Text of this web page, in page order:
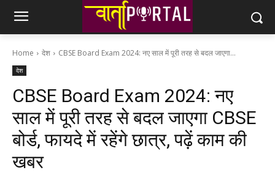
Home देश CBSE Board Exam 2024: नए साल में पूरी तरह से बदल जाएगा...
देश
CBSE Board Exam 2024: नए
साल में पूरी तरह से बदल जाएगा CBSE
बोर्ड, फायदे में रहेंगे छात्र, पढ़ें काम की
खबर